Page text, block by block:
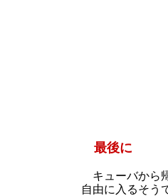
最後に
キューバから
自由に入るそう